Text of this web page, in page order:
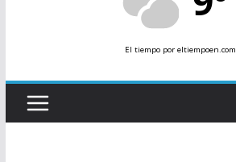
El tiempopor eltiempoen.com